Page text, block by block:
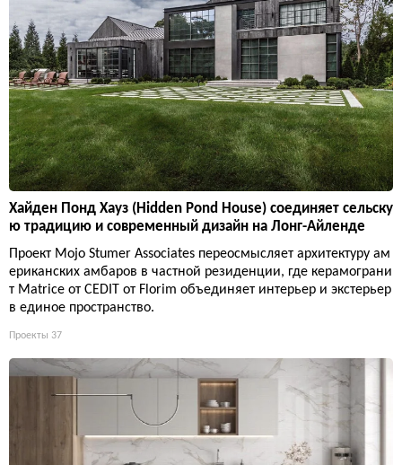
Хайден Понд Хауз (Hidden Pond House) соединяет сельску
ю традицию и современный дизайн на Лонг-Айленде
Проект Mojo Stumer Associates переосмысляет архитектуру ам
ериканских амбаров в частной резиденции, где керамограни
т Matrice от CEDIT от Florim объединяет интерьер и экстерьер
в единое пространство.
Проекты 37